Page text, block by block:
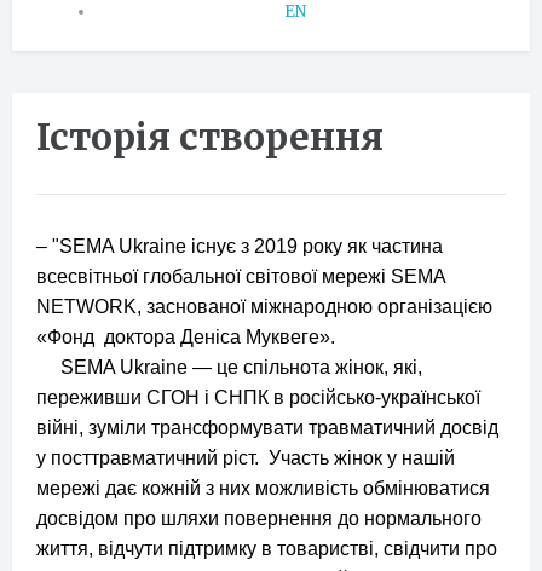
EN
Історія створення
– "SEMA Ukraine існує з 2019 року як частина
всесвітньої глобальної світової мережі SEMA
NETWORK, заснованої міжнародною організацією
«Фонд доктора Деніса Муквеге».
SEMA Ukraine — це спільнота жінок, які,
переживши СГОН і СНПК в російсько-української
війні, зуміли трансформувати травматичний досвід
у посттравматичний ріст. Участь жінок у нашій
мережі дає кожній з них можливість обмінюватися
досвідом про шляхи повернення до нормального
життя, відчути підтримку в товаристві, свідчити про